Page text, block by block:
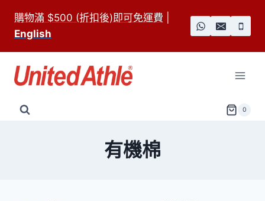
content
購物滿 $500 (折扣後)即可免運費
English
0
有機棉